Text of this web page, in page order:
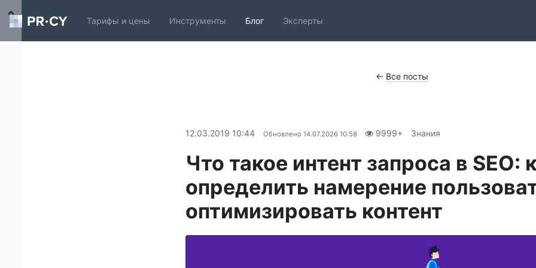
Тарифы и цены Инструменты Блог Эксперты
← Все посты
12.03.2019 10:44 Обновлено 14.07.2026 10:58 9999+ Знания
Что такое интент запроса в SEO:
определить намерение
оптимизировать контент